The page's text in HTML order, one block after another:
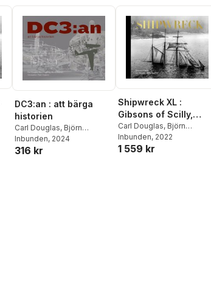
DC3:an : att bärga
historien
Carl Douglas, Björn
Hagberg, Martin Widman
Inbunden, 2024
316 kr
Shipwreck XL :
Gibsons of Scilly,
Collectors edition
Carl Douglas, Björn
Hagberg
Inbunden, 2022
1 559 kr